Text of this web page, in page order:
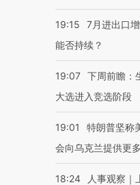
19:15
7月进出口
能否持续？
19:07 下周前瞻：
大选进入竞选阶段
19:01
特朗普坚称
会向乌克兰提供更多
18:24
人事观察｜